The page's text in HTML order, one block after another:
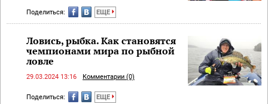
Поделиться: ЕЩЕ
Ловись, рыбка. Как становятся
чемпионами мира по рыбной
ловле
29.03.2024 13:16 Комментарии (0)
Поделиться: ЕЩЕ